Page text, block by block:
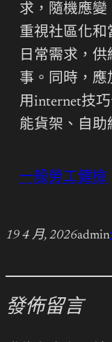
求，隨機應變
重視社區化和
日常需求，
事。同時，應
用internet技
能貨架、自助
一般勞工健檢
19 4 月, 2026admin
發佈留言